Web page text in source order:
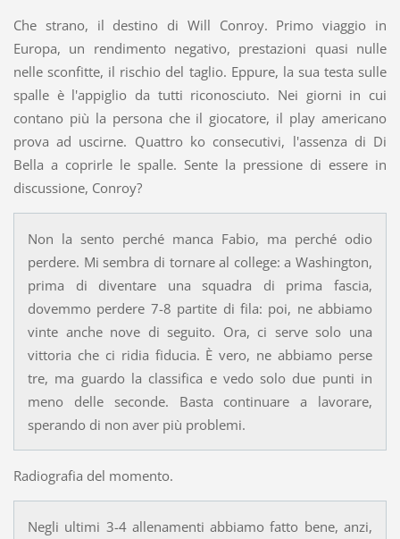
Che strano, il destino di Will Conroy. Primo viaggio in
Europa, un rendimento negativo, prestazioni quasi nulle
nelle sconfitte, il rischio del taglio. Eppure, la sua testa sulle
spalle è l'appiglio da tutti riconosciuto. Nei giorni in cui
contano più la persona che il giocatore, il play americano
prova ad uscirne. Quattro ko consecutivi, l'assenza di Di
Bella a coprirle le spalle. Sente la pressione di essere in
discussione, Conroy?
Non la sento perché manca Fabio, ma perché odio
perdere. Mi sembra di tornare al college: a Washington,
prima di diventare una squadra di prima fascia,
dovemmo perdere 7-8 partite di fila: poi, ne abbiamo
vinte anche nove di seguito. Ora, ci serve solo una
vittoria che ci ridia fiducia. È vero, ne abbiamo perse
tre, ma guardo la classifica e vedo solo due punti in
meno delle seconde. Basta continuare a lavorare,
sperando di non aver più problemi.
Radiografia del momento.
Negli ultimi 3-4 allenamenti abbiamo fatto bene, anzi,